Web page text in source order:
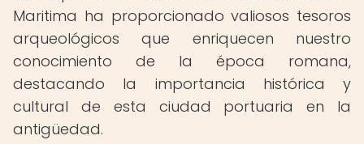
Maritima ha proporcionado valiosos tesoros
arqueológicos que enriquecen nuestro
conocimiento de la época romana,
destacando la importancia histórica y
cultural de esta ciudad portuaria en la
antigüedad.